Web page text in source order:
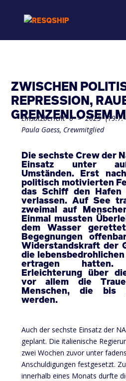
ZWISCHEN
REPRESSION,
GRENZENLOSEM
Einsatzbericht6 – 2025
Paula Gaess, Crewmitglied
Die sechste Crew der
Einsatz
unter
Umständen. Erst nach
politisch motivierten
das Schiff den Hafen
verlassen. Auf See
zweimal auf
Einmal mussten
demWasser gerettet
Begegnungen
Widerstandskraftder
die lebensbedrohlichen
ertragen
hatten.
Erleichterung über
vor
allem die
Menschen, die bis
werden.
Auch der sechste Einsatz der
geplant. Die italienische
zwei Wochen zuvor unter
Anschuldigungen festgesetzt.
innerhalb eines Monats durfte